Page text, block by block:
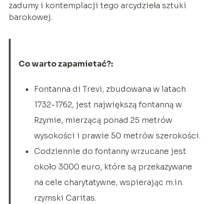
zadumy i kontemplacji tego arcydzieła sztuki
barokowej.
Co warto zapamietać?:
Fontanna di Trevi, zbudowana w latach
1732-1762, jest największą fontanną w
Rzymie, mierzącą ponad 25 metrów
wysokości i prawie 50 metrów szerokości.
Codziennie do fontanny wrzucane jest
około 3000 euro, które są przekazywane
na cele charytatywne, wspierając m.in.
rzymski Caritas.